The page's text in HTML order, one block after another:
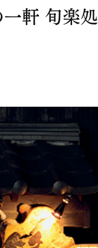
軒 旬楽処